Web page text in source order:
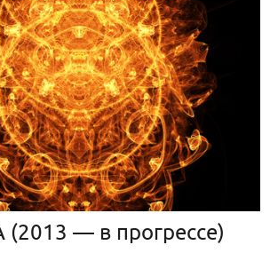
(2013 — в прогрессе)